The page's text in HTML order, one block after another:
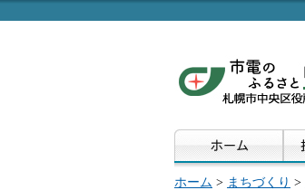
ホーム > まちづくり >